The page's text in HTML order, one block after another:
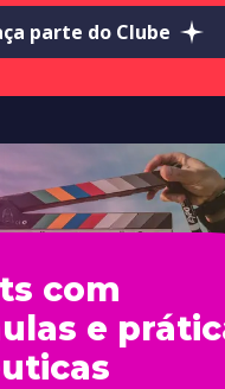
parte do Clube
com
e